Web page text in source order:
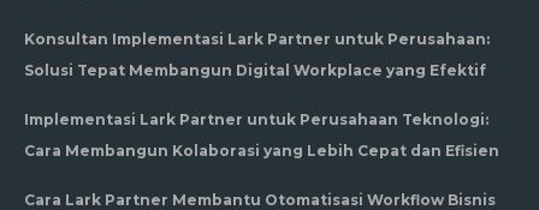
Konsultan Implementasi Lark Partner untuk Perusahaan:
Solusi Tepat Membangun Digital Workplace yang Efektif
Implementasi Lark Partner untuk Perusahaan Teknologi:
Cara Membangun Kolaborasi yang Lebih Cepat dan Efisien
Cara Lark Partner Membantu Otomatisasi Workflow Bisnis